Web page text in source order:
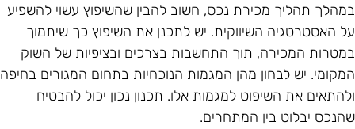
תהליך מכירת נכס, חשוב להבין שהשיפוץ עשוי להשפיע
האסטרטגיה השיווקית. יש לתכנן את השיפוץ כך שיתמוך
המכירה, תוך התחשבות בצרכים ובציפיות של השוק
יש לבחון מהן המגמות הנוכחיות בתחום המגורים בחיפה
את השיפוט למגמות אלו. תכנון נכון יכול להבטיח
יבלוט בין המתחרים.